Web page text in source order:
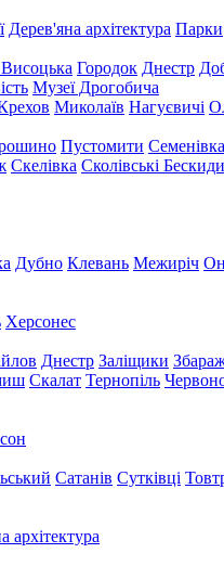
Дерев'яна архітектура Парки
Городок Днестр
Музеї Дрогобича
Миколаїв Нагуєвичі
Пустомити Семенівка
Скелівка Сколівські Бескиди
Дубно Клевань Межиріч
Херсонес
Днестр Заліщики
Скалат Тернопіль
Сатанів Сутківці
архітектура